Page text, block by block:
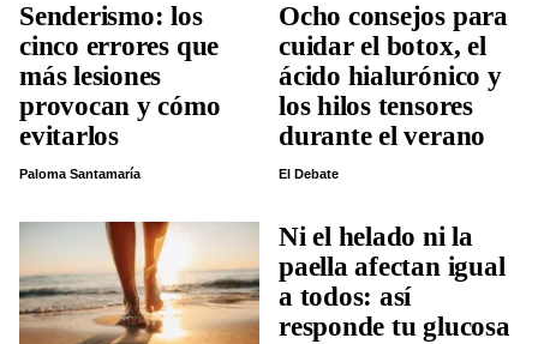
Senderismo: los
cinco errores que
más lesiones
provocan y cómo
evitarlos
Paloma Santamaría
Ocho consejos para
cuidar el botox, el
ácido hialurónico y
los hilos tensores
durante el verano
El Debate
Ni el helado ni la
paella afectan igual
a todos: así
responde tu glucosa